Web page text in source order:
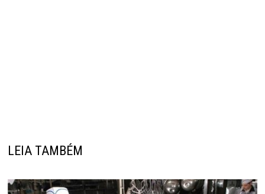
LEIA TAMBÉM